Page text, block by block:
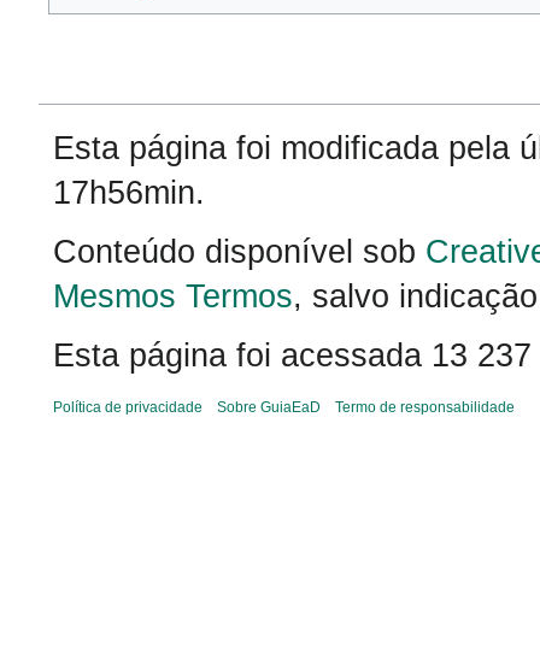
Esta página foi modificada pela
17h56min.
Conteúdo disponível sob
Mesmos Termos, salvo
Esta página foi acessada 13
Política de privacidade Sobre GuiaEaD Termo de responsabilidade